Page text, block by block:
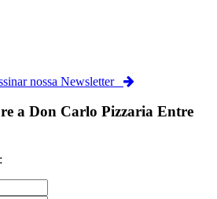
nossa Newsletter
a Don Carlo Pizzaria Entre